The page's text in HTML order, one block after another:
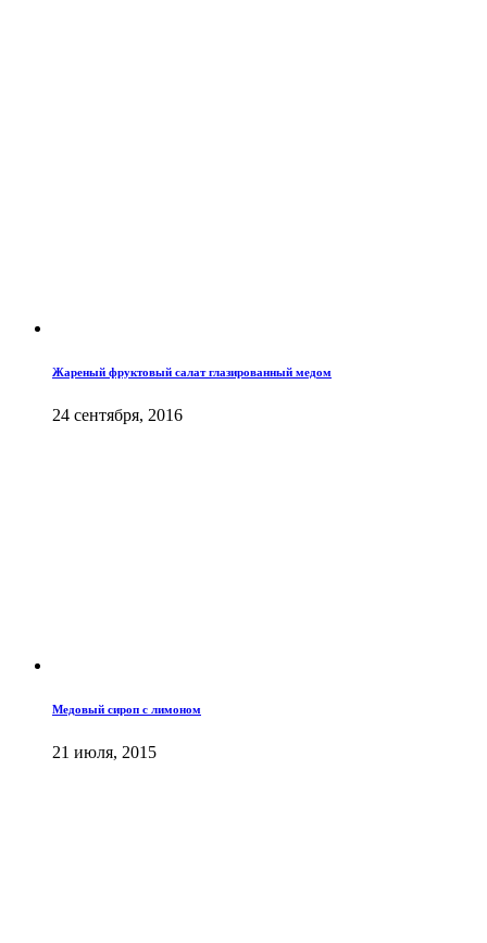
Жареный фруктовый салат глазированный медом
24 сентября, 2016
Медовый сироп с лимоном
21 июля, 2015